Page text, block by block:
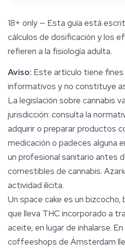
18+ only — Esta guía está
cálculos de dosificación y los
refieren a la fisiología adulta.
Aviso: Este artículo tiene
informativos y no constituye
La legislación sobre cannabis
jurisdicción: consulta la
adquirir o preparar productos
medicación o padeces alguna
un profesional sanitario antes
comestibles de cannabis.
actividad ilícita.
Un space cake es un bizcocho,
que lleva THC incorporado a
aceite, en lugar de inhalarse.
coffeeshops de Ámsterdam